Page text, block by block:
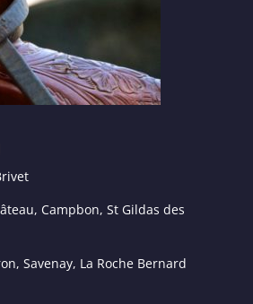
Campbon, St Gildas des
Savenay, La Roche Bernard